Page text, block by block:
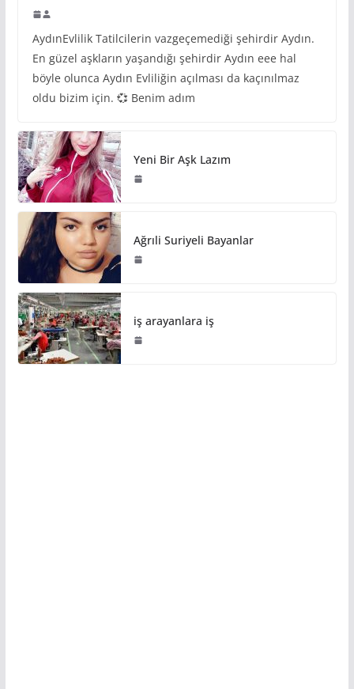
AydınEvlilik Tatilcilerin vazgeçemediği şehirdir Aydın.
En güzel aşkların yaşandığı şehirdir Aydın eee hal
böyle olunca Aydın Evliliğin açılması da kaçınılmaz
oldu bizim için. 💞 Benim adım
Yeni Bir Aşk Lazım
Ağrıli Suriyeli Bayanlar
iş arayanlara iş